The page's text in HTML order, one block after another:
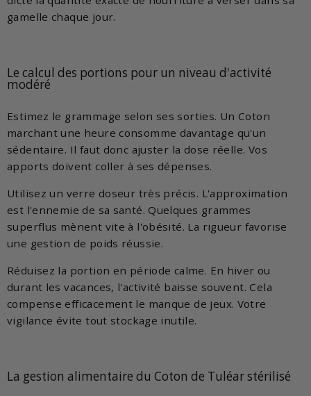
gamelle chaque jour.
Le calcul des portions pour un niveau d'activité
modéré
Estimez le grammage selon ses sorties. Un Coton
marchant une heure consomme davantage qu'un
sédentaire. Il faut donc ajuster la dose réelle. Vos
apports doivent coller à ses dépenses.
Utilisez un verre doseur très précis. L'approximation
est l'ennemie de sa santé. Quelques grammes
superflus mènent vite à l'obésité. La rigueur favorise
une gestion de poids réussie.
Réduisez la portion en période calme. En hiver ou
durant les vacances, l'activité baisse souvent. Cela
compense efficacement le manque de jeux. Votre
vigilance évite tout stockage inutile.
La gestion alimentaire du Coton de Tuléar stérilisé